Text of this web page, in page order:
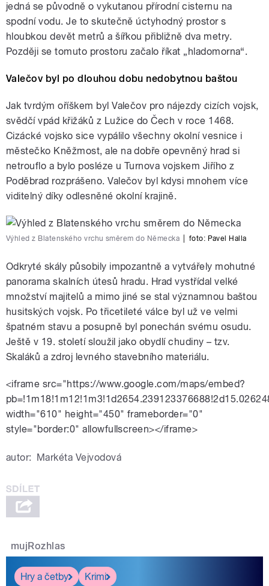
jedná se původně o vykutanou přírodní cisternu na
spodní vodu. Je to skutečně úctyhodný prostor s
hloubkou devět metrů a šířkou přibližně dva metry.
Později se tomuto prostoru začalo říkat „hladomorna“.
Valečov byl po dlouhou dobu nedobytnou baštou
Jak tvrdým oříškem byl Valečov pro nájezdy cizích vojsk,
svědčí vpád křižáků z Lužice do Čech v roce 1468.
Cizácké vojsko sice vypálilo všechny okolní vesnice i
městečko Kněžmost, ale na dobře opevněný hrad si
netrouflo a bylo posléze u Turnova vojskem Jiřího z
Poděbrad rozprášeno. Valečov byl kdysi mnohem více
viditelný díky odlesněné okolní krajině.
Výhled z Blatenského vrchu směrem do Německa foto: Pavel Halla
Odkryté skály působily impozantně a vytvářely mohutné
panorama skalních útesů hradu. Hrad vystřídal velké
množství majitelů a mimo jiné se stal významnou baštou
husitských vojsk. Po třicetileté válce byl už ve velmi
špatném stavu a posupně byl ponechán svému osudu.
Ještě v 19. století sloužil jako obydlí chudiny – tzv.
Skaláků a zdroj levného stavebního materiálu.
<iframe src="https://www.google.com/maps/embed?
width="610" height="450" frameborder="0"
style="border:0" allowfullscreen></iframe>
autor: Markéta Vejvodová
mujRozhlas
Hry a četby Krimi